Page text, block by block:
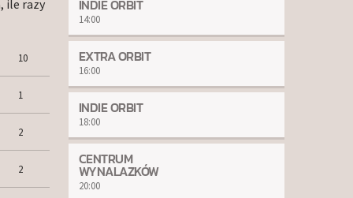
ile razy
10
1
2
2
INDIE ORBIT
14:00
EXTRA ORBIT
16:00
INDIE ORBIT
18:00
CENTRUM
WYNALAZKÓW
20:00